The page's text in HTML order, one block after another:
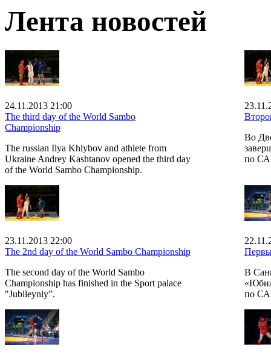
Лента новостей
24.11.2013 21:00
The third day of the World Sambo
Championship
The russian Ilya Khlybov and athlete from
Ukraine Andrey Kashtanov opened the third day
of the World Sambo Championship.
Во
по
23.11.2013 22:00
The 2nd day of the World Sambo Championship
The second day of the World Sambo
Championship has finished in the Sport palace
"Jubileyniy”.
В
по